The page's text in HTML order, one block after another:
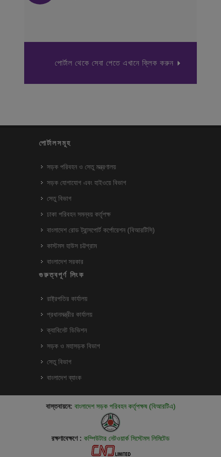
পোর্টাল থেকে সেবা পেতে এখানে ক্লিক করুন
পোর্টালসমূহ
সড়ক পরিবহন ও সেতু মন্ত্রণালয়
সড়ক যোগাযোগ এবং হাইওয়ে বিভাগ
সেতু বিভাগ
ঢাকা পরিবহন সমন্বয় কর্তৃপক্ষ
বাংলাদেশ রোড ট্রান্সপোর্ট কর্পোরেশন (বিআরটিসি)
কাস্টমস হাউস চট্টগ্রাম
বাংলাদেশ সরকার
গুরুত্বপূর্ণ লিংক
রাষ্ট্রপতির কার্যালয়
প্রধানমন্ত্রীর কার্যালয়
ক্যাবিনেট ডিভিশন
সড়ক ও মহাসড়ক বিভাগ
সেতু বিভাগ
বাংলাদেশ ব্যাংক
বাস্তবায়নে: বাংলাদেশ সড়ক পরিবহন কর্তৃপক্ষ (বিআরটিএ)
রক্ষণাবেক্ষণে : কম্পিউটার নেটওয়ার্ক সিস্টেমস লিমিটেড